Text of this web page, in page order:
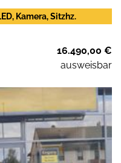
Kamera, Sitzhz.
16.490,00 €
ausweisbar